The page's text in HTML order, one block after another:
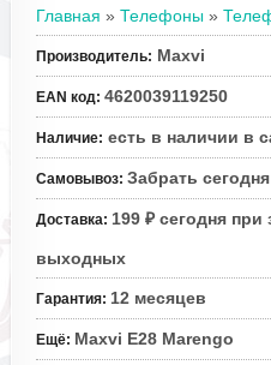
Главная » Телефоны »
Производитель: Maxvi
EAN код: 4620039119250
Наличие: есть в наличии в
Самовывоз: Забрать
Доставка: 199 ₽ сегодня при
выходных
Гарантия: 12 месяцев
Ещё: Maxvi E28 Marengo